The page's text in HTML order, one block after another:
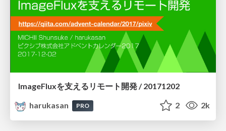
ImageFluxを支えるリモート開発 / 20171202
harukasan
PRO 2 2k